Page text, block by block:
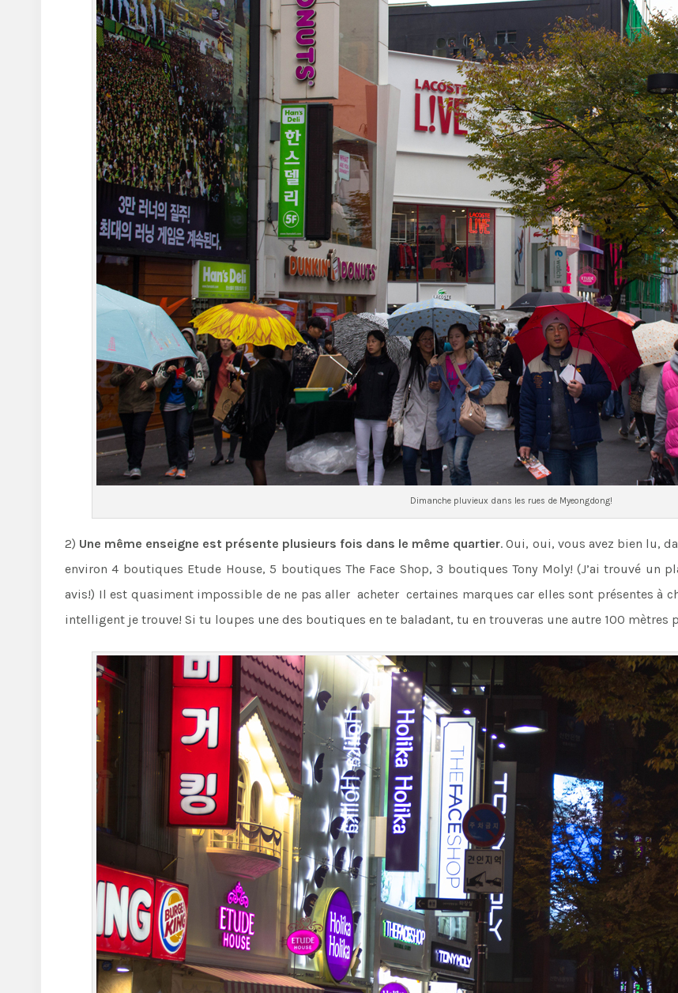
Dimanche pluvieux dans les rues de Myeongdong!
2) Une même enseigne est présente plusieurs fois dans le même quartier. Oui, oui, vous avez bien lu,
environ 4 boutiques Etude House, 5 boutiques The Face Shop, 3 boutiques Tony Moly! (J’ai trouvé un
avis!) Il est quasiment impossible de ne pas aller acheter certaines marques car elles sont présentes à
intelligent je trouve! Si tu loupes une des boutiques en te baladant, tu en trouveras une autre 100 mètres